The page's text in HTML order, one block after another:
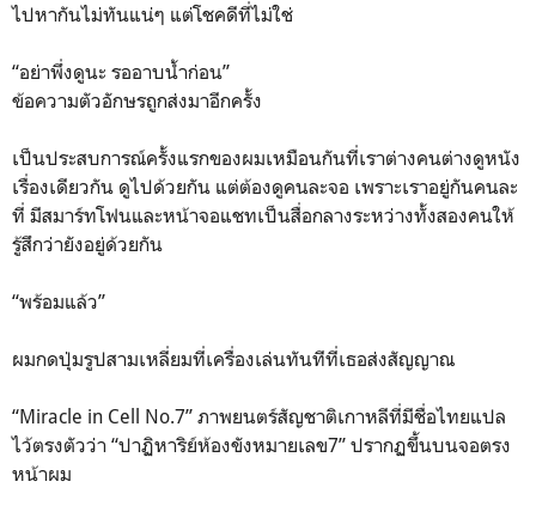
ไปหากันไม่ทันแน่ๆ แต่โชคดีที่ไม่ใช่
“อย่าพึ่งดูนะ รออาบน้ำก่อน”
ข้อความตัวอักษรถูกส่งมาอีกครั้ง
เป็นประสบการณ์ครั้งแรกของผมเหมือนกันที่เราต่างคนต่างดูหนัง
เรื่องเดียวกัน ดูไปด้วยกัน แต่ต้องดูคนละจอ เพราะเราอยู่กันคนละ
ที่ มีสมาร์ทโฟนและหน้าจอแชทเป็นสื่อกลางระหว่างทั้งสองคนให้
รู้สึกว่ายังอยู่ด้วยกัน
“พร้อมแล้ว”
ผมกดปุ่มรูปสามเหลี่ยมที่เครื่องเล่นทันทีที่เธอส่งสัญญาณ
“Miracle in Cell No.7” ภาพยนตร์สัญชาติเกาหลีที่มีชื่อไทยแปล
ไว้ตรงตัวว่า “ปาฏิหาริย์ห้องขังหมายเลข7” ปรากฏขึ้นบนจอตรง
หน้าผม